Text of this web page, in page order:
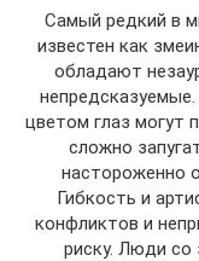
Самый редкий в
известен как
обладают
цветом глаз могут
сложно
настороженно
Гибкость и
конфликтов и
риску. Люди со